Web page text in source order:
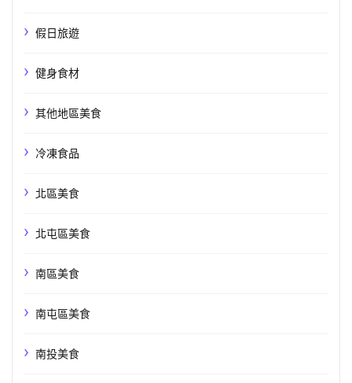
假日旅遊
健身食材
其他地區美食
冷凍食品
北區美食
北屯區美食
南區美食
南屯區美食
南投美食